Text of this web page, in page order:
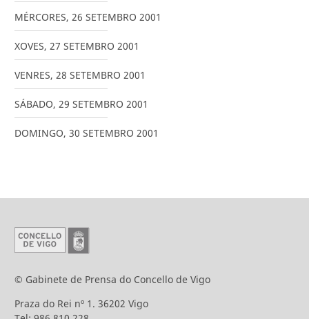
MÉRCORES, 26 SETEMBRO 2001
XOVES, 27 SETEMBRO 2001
VENRES, 28 SETEMBRO 2001
SÁBADO, 29 SETEMBRO 2001
DOMINGO, 30 SETEMBRO 2001
© Gabinete de Prensa do Concello de Vigo
Praza do Rei nº 1. 36202 Vigo